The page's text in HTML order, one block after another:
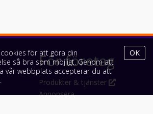
För företag
Produkter & tjänster
Annonsera
för att göra din
så bra som möjligt. Genom att
vår webbplats accepterar du att
OK